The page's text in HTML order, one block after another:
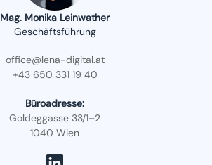
Mag. Monika Leinwather
Geschäftsführung
office@lena-digital.at
+43 650 331 19 40
Büroadresse:
Goldeggasse 33/1–2
1040 Wien